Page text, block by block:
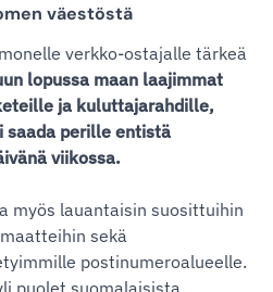
väestöstä
verkko-ostajalle tärkeä
lopussa maan laajimmat
ja kuluttajarahdille,
saada perille entistä
viikossa.
myös lauantaisin suosittuihin
sekä
postinumeroalueelle.
puolet suomalaisista.